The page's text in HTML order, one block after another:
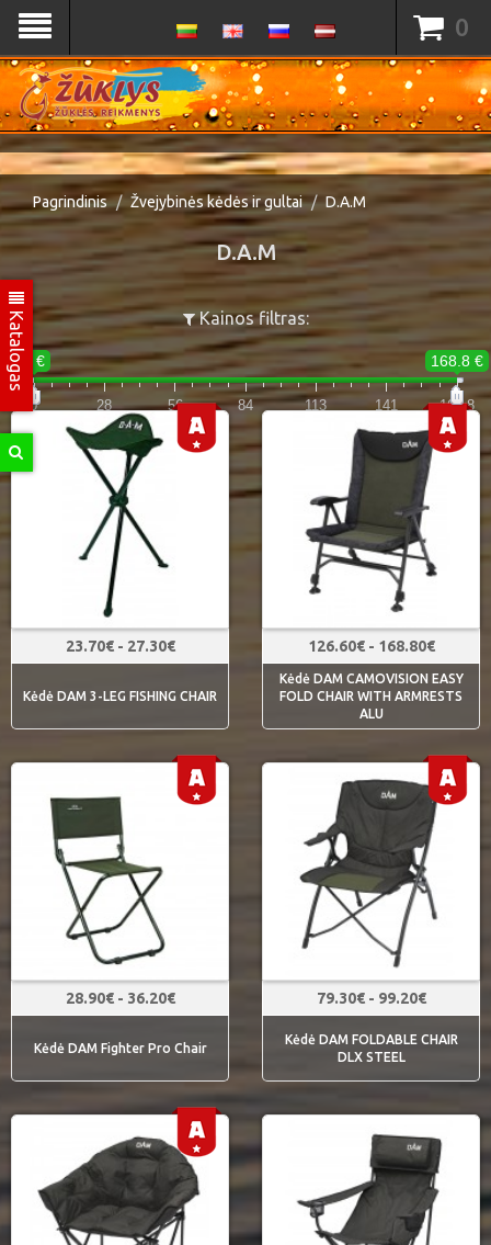
Katalogas
0
Pagrindinis Žvejybinės kėdės ir gultai D.A.M
D.A.M
Kainos filtras:
0 € 168.8 €
0 28 56 84 113 141 168.8
23.70€ - 27.30€
Kėdė DAM 3-LEG FISHING CHAIR
126.60€ - 168.80€
Kėdė DAM CAMOVISION EASY
FOLD CHAIR WITH ARMRESTS
ALU
28.90€ - 36.20€
Kėdė DAM Fighter Pro Chair
79.30€ - 99.20€
Kėdė DAM FOLDABLE CHAIR
DLX STEEL